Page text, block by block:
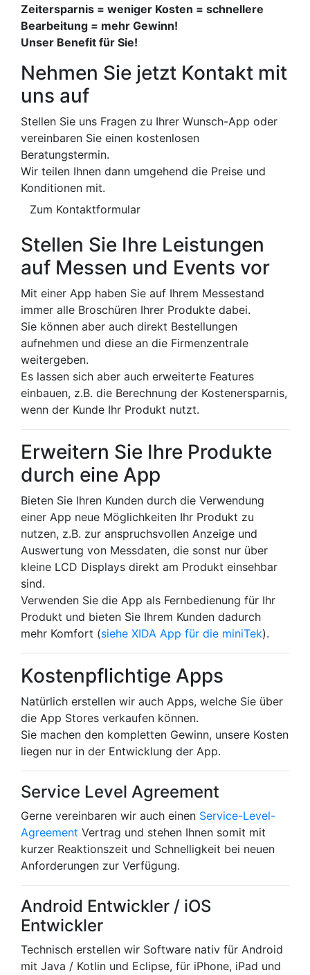
Zeitersparnis = weniger Kosten = schnellere
Bearbeitung = mehr Gewinn!
Unser Benefit für Sie!
Nehmen Sie jetzt Kontakt mit
uns auf
Stellen Sie uns Fragen zu Ihrer Wunsch-App oder
vereinbaren Sie einen kostenlosen
Beratungstermin.
Wir teilen Ihnen dann umgehend die Preise und
Konditionen mit.
Zum Kontaktformular
Stellen Sie Ihre Leistungen
auf Messen und Events vor
Mit einer App haben Sie auf Ihrem Messestand
immer alle Broschüren Ihrer Produkte dabei.
Sie können aber auch direkt Bestellungen
aufnehmen und diese an die Firmenzentrale
weitergeben.
Es lassen sich aber auch erweiterte Features
einbauen, z.B. die Berechnung der Kostenersparnis,
wenn der Kunde Ihr Produkt nutzt.
Erweitern Sie Ihre Produkte
durch eine App
Bieten Sie Ihren Kunden durch die Verwendung
einer App neue Möglichkeiten Ihr Produkt zu
nutzen, z.B. zur anspruchsvollen Anzeige und
Auswertung von Messdaten, die sonst nur über
kleine LCD Displays direkt am Produkt einsehbar
sind.
Verwenden Sie die App als Fernbedienung für Ihr
Produkt und bieten Sie Ihrem Kunden dadurch
mehr Komfort (siehe XIDA App für die miniTek).
Kostenpflichtige Apps
Natürlich erstellen wir auch Apps, welche Sie über
die App Stores verkaufen können.
Sie machen den kompletten Gewinn, unsere Kosten
liegen nur in der Entwicklung der App.
Service Level Agreement
Gerne vereinbaren wir auch einen Service-Level-
Agreement Vertrag und stehen Ihnen somit mit
kurzer Reaktionszeit und Schnelligkeit bei neuen
Anforderungen zur Verfügung.
Android Entwickler / iOS
Entwickler
Technisch erstellen wir Software nativ für Android
mit Java / Kotlin und Eclipse, für iPhone, iPad und